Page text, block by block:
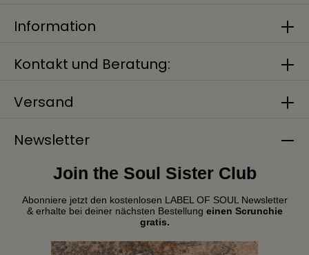
Kontakt und Beratung:
Versand
Newsletter
Join the Soul Sister Club
Abonniere jetzt den kostenlosen LABEL OF SOUL Newsletter
& erhalte bei deiner nächsten Bestellung einen Scrunchie
gratis.
Information